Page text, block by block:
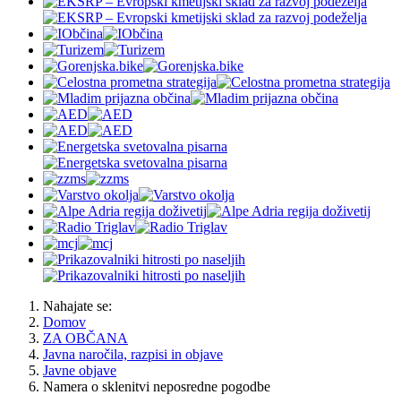
Nahajate se:
Domov
ZA OBČANA
Javna naročila, razpisi in objave
Javne objave
Namera o sklenitvi neposredne pogodbe